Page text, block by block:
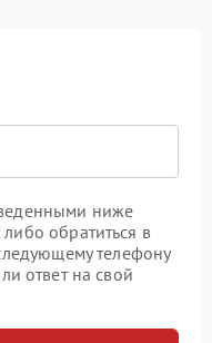
ниже
обратиться в
телефону
ответ на свой